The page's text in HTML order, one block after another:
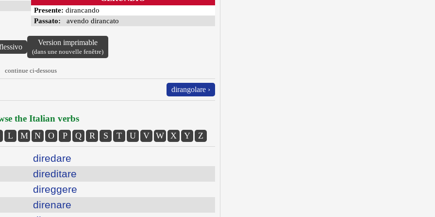
Presente: dirancando
Passato: avendo dirancato
Version imprimable
(dans une nouvelle fenêtre)
continue ci-dessous
dirangolare ›
the Italian verbs
L M N O P Q R S T U V W X Y Z
diredare
direditare
direggere
direnare